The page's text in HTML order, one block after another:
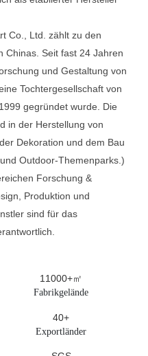
Co., Ltd. zählt zu den
Chinas. Seit fast 24 Jahren
und Gestaltung von
Tochtergesellschaft von
gegründet wurde. Die
in der Herstellung von
Dekoration und dem Bau
Outdoor-Themenparks.)
Forschung &
Produktion und
sind für das
11000+㎡
Fabrikgelände
40+
Exportländer